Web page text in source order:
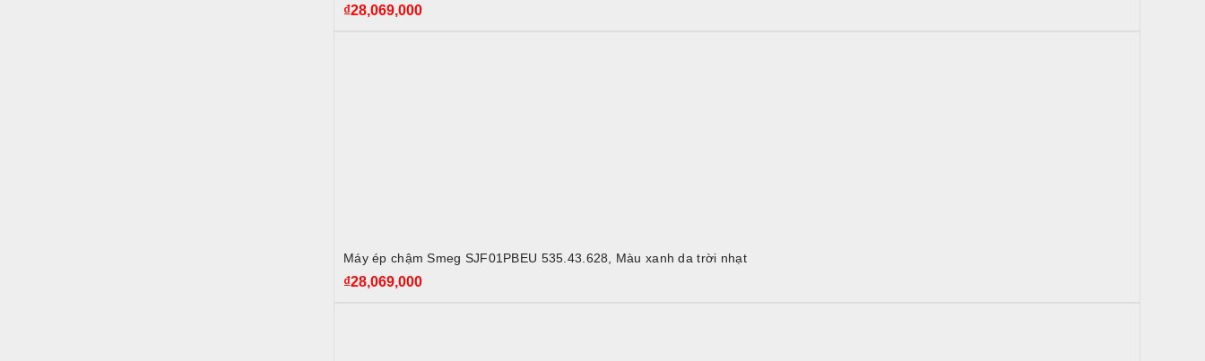
₫28,069,000
ADD TO CART
Máy ép chậm Smeg SJF01PBEU 535.43.628, Màu xanh da trời nhạt
₫28,069,000